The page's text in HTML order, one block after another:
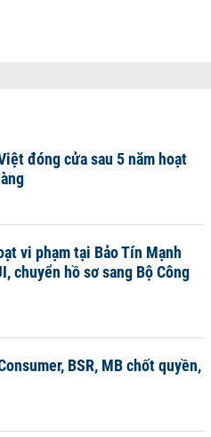
đóng cửa sau 5 năm hoạt
vi phạm tại Bảo Tín Mạnh
chuyển hồ sơ sang Bộ Công
BSR, MB chốt quyền,